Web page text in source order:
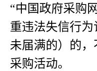
“中国政府采购
重违法失信行
未届满的）的
采购活动。